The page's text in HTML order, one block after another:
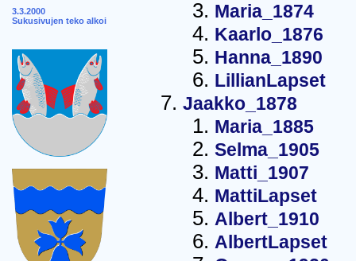
3.3.2000
Sukusivujen teko alkoi
Maria_1874
Kaarlo_1876
Hanna_1890
LillianLapset
Jaakko_1878
Maria_1885
Selma_1905
Matti_1907
MattiLapset
Albert_1910
AlbertLapset